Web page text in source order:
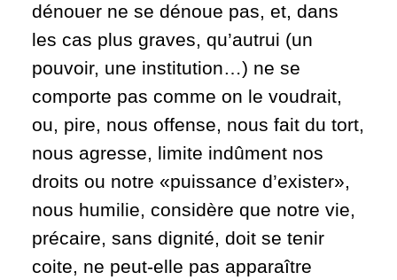
dénouer ne se dénoue pas, et, dans
les cas plus graves, qu’autrui (un
pouvoir, une institution…) ne se
comporte pas comme on le voudrait,
ou, pire, nous offense, nous fait du tort,
nous agresse, limite indûment nos
droits ou notre «puissance d’exister»,
nous humilie, considère que notre vie,
précaire, sans dignité, doit se tenir
coite, ne peut-elle pas apparaître